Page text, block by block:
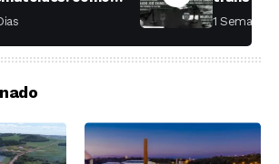
a
das
fábricas
1 Semana ⁮